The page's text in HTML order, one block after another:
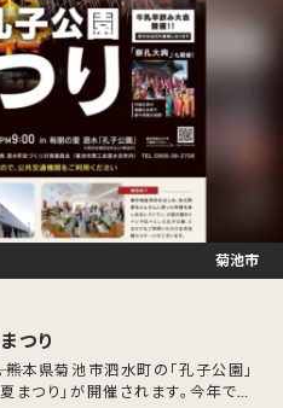
つり
熊本県菊池市泗水町の「孔子公園」
まつり」が開催されます。今年で第
菊池市